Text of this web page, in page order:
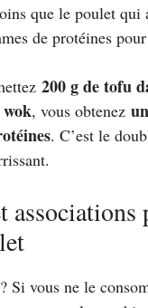
que le poulet qui
de protéines
200 g de tofu
, vous obtenez
. C’est le
associations
Si vous ne le